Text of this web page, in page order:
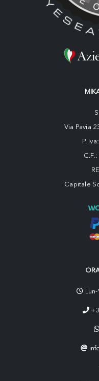
Via Pavia
P.
Capitale